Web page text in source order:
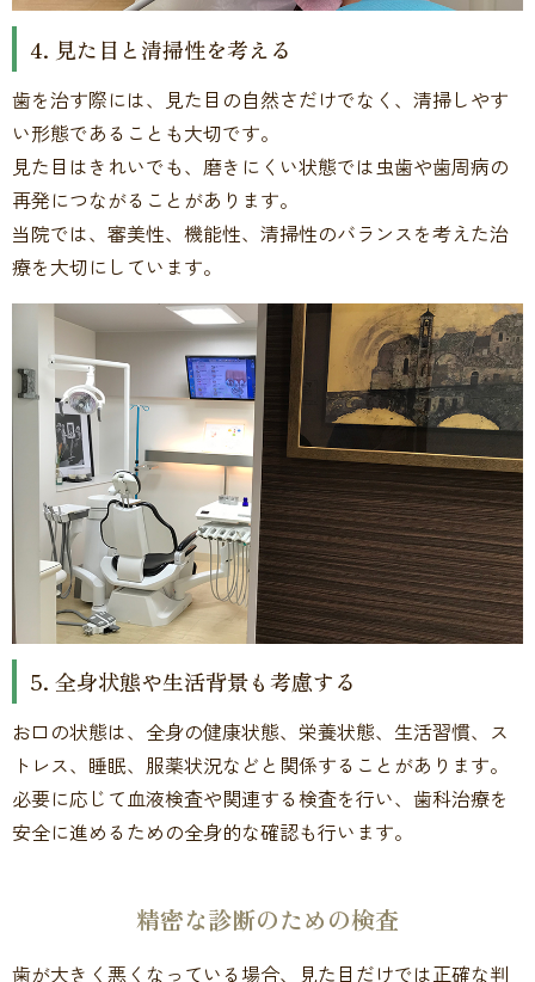
4. 見た目と清掃性を考える
歯を治す際には、見た目の自然さだけでなく、清掃しやす
い形態であることも大切です。
見た目はきれいでも、磨きにくい状態では虫歯や歯周病の
再発につながることがあります。
当院では、審美性、機能性、清掃性のバランスを考えた治
療を大切にしています。
5. 全身状態や生活背景も考慮する
お口の状態は、全身の健康状態、栄養状態、生活習慣、ス
トレス、睡眠、服薬状況などと関係することがあります。
必要に応じて血液検査や関連する検査を行い、歯科治療を
安全に進めるための全身的な確認も行います。
精密な診断のための検査
歯が大きく悪くなっている場合、見た目だけでは正確な判